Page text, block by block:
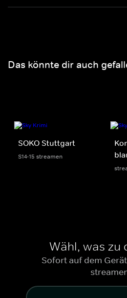
Das könnte dir auch
SOKO Stuttgart
S14-15 streamen
Wähl, was zu
Sofort auf dem